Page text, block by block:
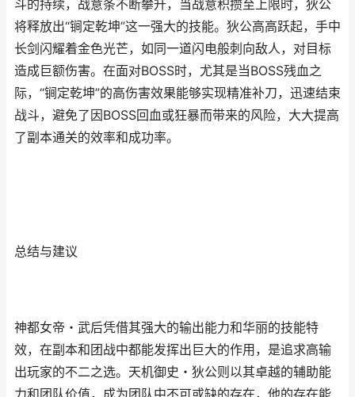
斗的持续，战意条不断攀升，当战意积攒至上限时，狄公
将释放出“锏定乾坤”这一强大的技能。狄公高高跃起，手中
长剑闪耀着金色光芒，如同一道闪电般刺向敌人，对目标
造成巨额伤害。在面对BOSS时，尤其是当BOSS残血之
际，“锏定乾坤”的高伤害效果能够实现精准补刀，迅速结束
战斗，避免了因BOSS回血或狂暴而带来的风险，大大提高
了副本通关的效率和成功率。
总结与建议
神都女帝・武后凭借其强大的输出能力和华丽的技能特
效，在副本和团战中都能发挥出巨大的作用，是追求高输
出玩家的不二之选。天机御史・狄公则以其卓越的辅助能